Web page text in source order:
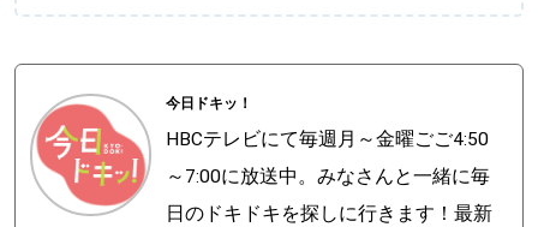
今日ドキッ！
HBCテレビにて毎週月～金曜ごご4:50
～7:00に放送中。みなさんと一緒に毎
日のドキドキを探しに行きます！最新